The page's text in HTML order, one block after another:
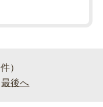
件）
最後へ